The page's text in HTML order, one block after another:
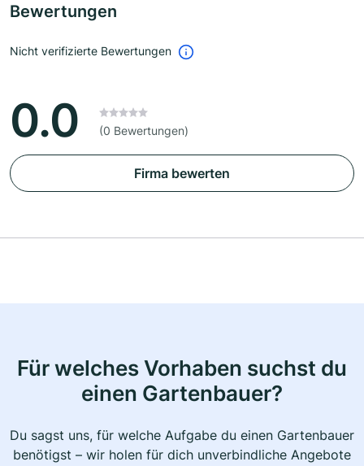
Bewertungen
Nicht verifizierte Bewertungen
0.0 (0 Bewertungen)
Firma bewerten
Für welches Vorhaben suchst du
einen Gartenbauer?
Du sagst uns, für welche Aufgabe du einen Gartenbauer
benötigst – wir holen für dich unverbindliche Angebote